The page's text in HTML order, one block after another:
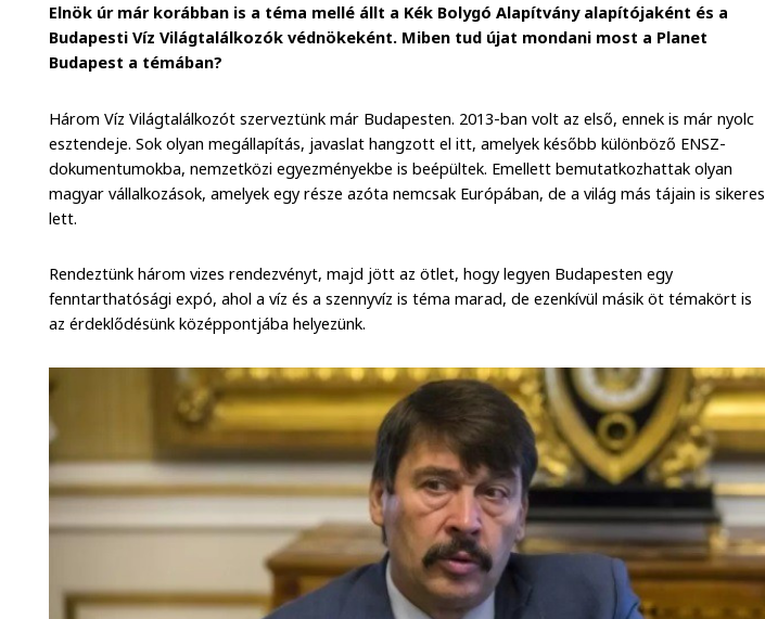
Elnök úr már korábban is a téma mellé állt a Kék Bolygó Alapítvány alapítójaként és a
Budapesti Víz Világtalálkozók védnökeként. Miben tud újat mondani most a Planet
Budapest a témában?
Három Víz Világtalálkozót szerveztünk már Budapesten. 2013-ban volt az első, ennek is már nyolc
esztendeje. Sok olyan megállapítás, javaslat hangzott el itt, amelyek később különböző ENSZ-
dokumentumokba, nemzetközi egyezményekbe is beépültek. Emellett bemutatkozhattak olyan
magyar vállalkozások, amelyek egy része azóta nemcsak Európában, de a világ más tájain is sikeres
lett.
Rendeztünk három vizes rendezvényt, majd jött az ötlet, hogy legyen Budapesten egy
fenntarthatósági expó, ahol a víz és a szennyvíz is téma marad, de ezenkívül másik öt témakört is
az érdeklődésünk középpontjába helyezünk.